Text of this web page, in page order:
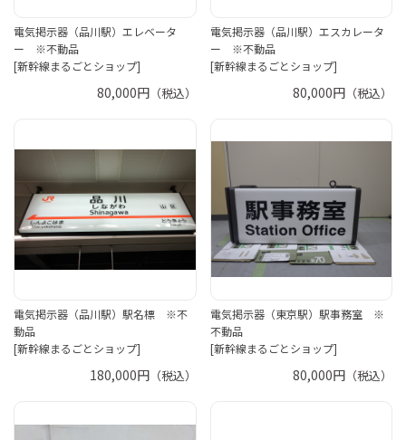
電気掲示器（品川駅）エレベータ
ー ※不動品
[新幹線まるごとショップ]
80,000円（税込）
電気掲示器（品川駅）エスカレータ
ー ※不動品
[新幹線まるごとショップ]
80,000円 （税込）
電気掲示器（品川駅）駅名標 ※不
動品
[新幹線まるごとショップ]
180,000円（税込）
電気掲示器（東京駅）駅事務室 ※
不動品
[新幹線まるごとショップ]
80,000円 （税込）